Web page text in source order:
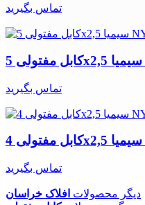
تماس بگیرید
تماس بگیرید
تماس بگیرید
دیگر محصولات افلاک خراسان